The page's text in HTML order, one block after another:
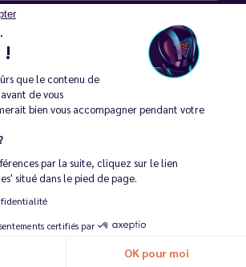
!
que le contenu de
de vous
bien vous accompagner pendant votre
par la suite, cliquez sur le lien
situé dans le pied de page.
certifiés par
OK pour moi
communications e-mail et SMS de la part de
électronique est interdite chez les moins de
18 ans. 🔞
2026 Le Vapoteur Discount - Tous droits
pas si vous ne fumez pas.
dernière commande